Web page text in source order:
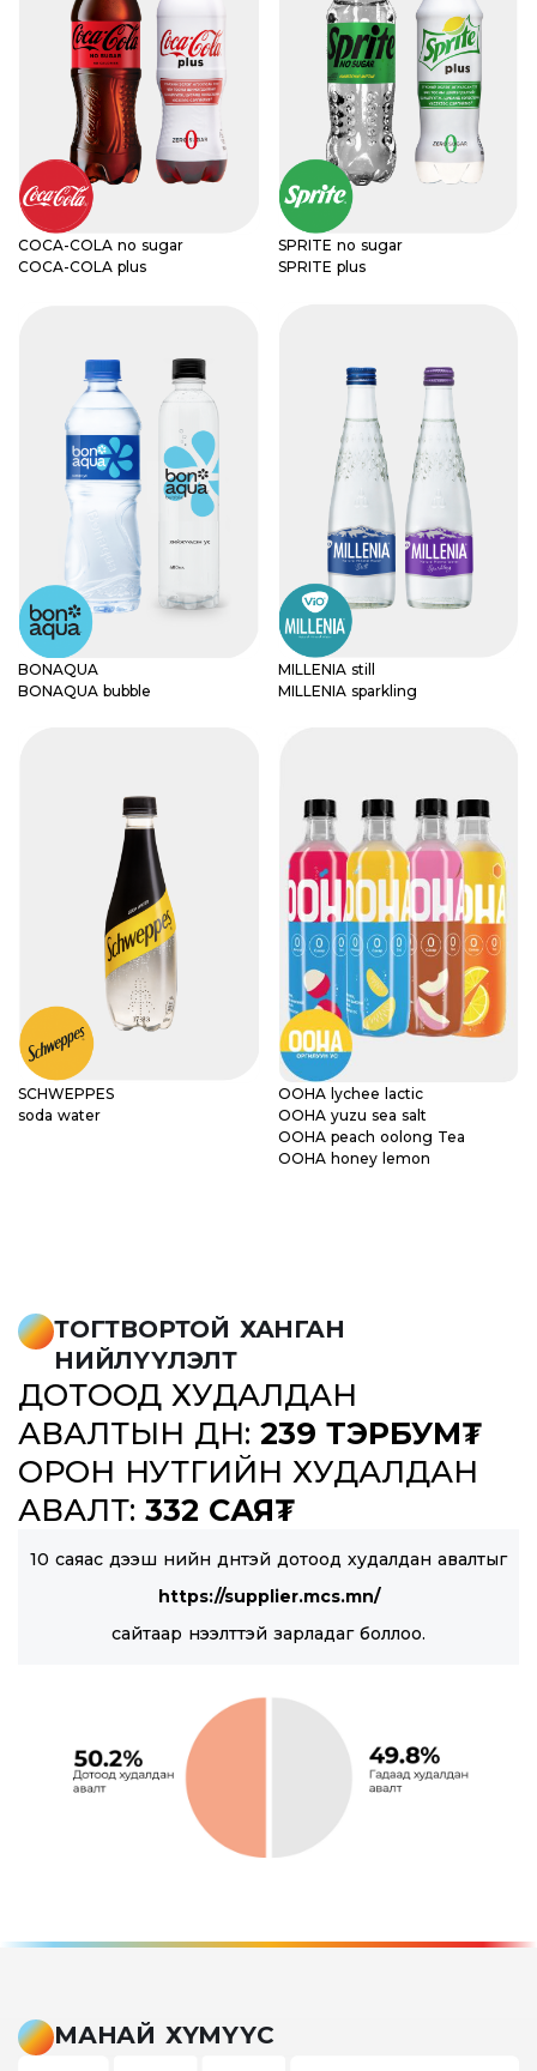
COCA-COLA no sugar
COCA-COLA plus
SPRITE no sugar
SPRITE plus
BONAQUA
BONAQUA bubble
MILLENIA still
MILLENIA sparkling
SCHWEPPES
soda water
OOHA lychee lactic
OOHA yuzu sea salt
OOHA peach oolong Tea
OOHA honey lemon
ТОГТВОРТОЙ ХАНГАН
НИЙЛҮҮЛЭЛТ
ДОТООД ХУДАЛДАН
АВАЛТЫН ДҮН: 239 ТЭРБУМ₮
ОРОН НУТГИЙН ХУДАЛДАН
АВАЛТ: 332 САЯ₮
10 саяас дээш үнийн дүнтэй дотоод худалдан авалтыг
https://supplier.mcs.mn/
сайтаар нээлттэй зарладаг боллоо.
МАНАЙ ХҮМҮҮС